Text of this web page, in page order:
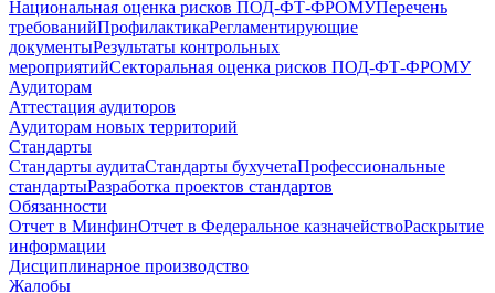
Национальная оценка рисков ПОД-ФТ-ФРОМУПеречень
требованийПрофилактикаРегламентирующие
документыРезультаты контрольных
мероприятийСекторальная оценка рисков ПОД-ФТ-ФРОМУ
Аудиторам
Аттестация аудиторов
Аудиторам новых территорий
Стандарты
Стандарты аудитаСтандарты бухучетаПрофессиональные
стандартыРазработка проектов стандартов
Обязанности
Отчет в МинфинОтчет в Федеральное казначействоРаскрытие
информации
Дисциплинарное производство
Жалобы